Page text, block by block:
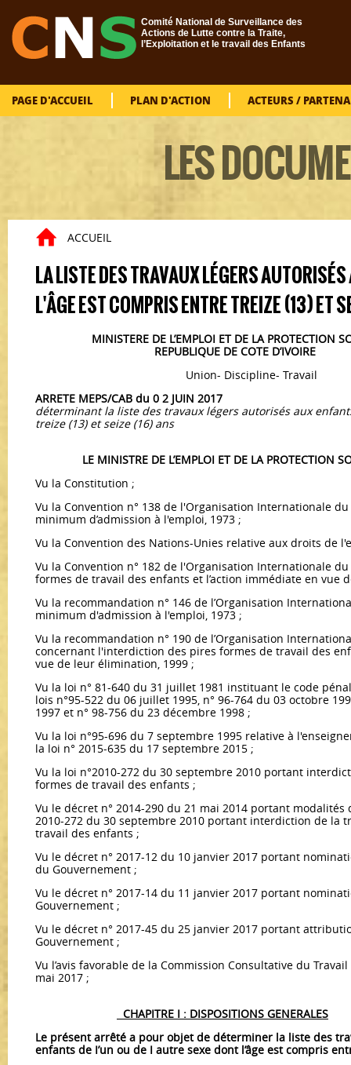
Comité National de Surveillance des
Actions de Lutte contre la Traite,
l’Exploitation et le travail des Enfants
PAGE D'ACCUEIL PLAN D'ACTION ACTEURS /
LES
Vous êtes ici
ACCUEIL
LA LISTE DES TRAVAUX LÉGERS
L'ÂGE EST COMPRIS ENTRE TREIZE (13) ET
MINISTERE DE L’EMPLOI ET DE LA PROTECTION
REPUBLIQUE DE COTE D’IVOIRE
Union- Discipline- Travail
ARRETE MEPS/CAB du 0 2 JUIN 2017
déterminant la liste des travaux légers autorisés aux
treize (13) et seize (16) ans
LE MINISTRE DE L’EMPLOI ET DE LA PROTECTION
Vu la Constitution ;
Vu la Convention n° 138 de l'Organisation Internationale du
minimum d’admission à l'emploi, 1973 ;
Vu la Convention des Nations-Unies relative aux droits de
Vu la Convention n° 182 de l'Organisation Internationale
formes de travail des enfants et l’action immédiate en vue
Vu la recommandation n° 146 de l’Organisation
minimum d'admission à l'emploi, 1973 ;
Vu la recommandation n° 190 de l’Organisation
concernant l'interdiction des pires formes de travail des
vue de leur élimination, 1999 ;
Vu la loi n° 81-640 du 31 juillet 1981 instituant le code
lois n°95-522 du 06 juillet 1995, n° 96-764 du 03 octobre
1997 et n° 98-756 du 23 décembre 1998 ;
Vu la loi n°95-696 du 7 septembre 1995 relative à
la loi n° 2015-635 du 17 septembre 2015 ;
Vu la loi n°2010-272 du 30 septembre 2010 portant
formes de travail des enfants ;
Vu le décret n° 2014-290 du 21 mai 2014 portant modalités
2010-272 du 30 septembre 2010 portant interdiction de la
travail des enfants ;
Vu le décret n° 2017-12 du 10 janvier 2017 portant
du Gouvernement ;
Vu le décret n° 2017-14 du 11 janvier 2017 portant
Gouvernement ;
Vu le décret n° 2017-45 du 25 janvier 2017 portant
Gouvernement ;
Vu l’avis favorable de la Commission Consultative du
mai 2017 ;
CHAPITRE I : DISPOSITIONS GENERALES
Le présent arrêté a pour objet de déterminer la liste des
enfants de I’un ou de I autre sexe dont l’âge est compris